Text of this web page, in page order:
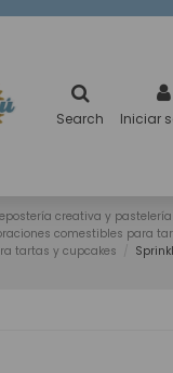
Search Iniciar
creativa y pastelería
comestibles para
tartas y cupcakes